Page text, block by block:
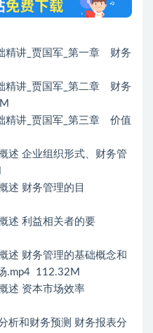
精讲_贾国军_第一章 财务
精讲_贾国军_第二章 财务
精讲_贾国军_第三章 价值
述 企业组织形式、财务管
述 财务管理的目
述 利益相关者的要
述 财务管理的基础概念和
.mp4 112.32M
述 资本市场效率
析和财务预测 财务报表分